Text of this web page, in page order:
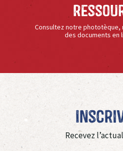
Consultez notre
des documents en
Recevez